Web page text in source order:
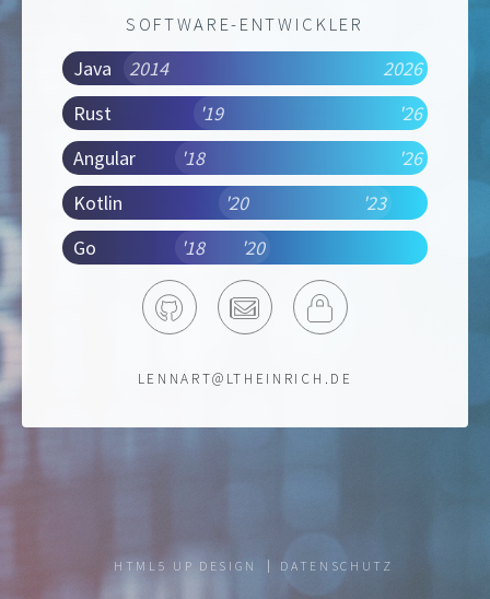
SOFTWARE-ENTWICKLER
Java 2014
2026
Rust
'19
'26
Angular
'18
'26
Kotlin
'20
'23
Go
'18 '20
GITHUB E-MAIL
LENNART@LTHEINRICH.DE
HTML5 UP DESIGN DATENSCHUTZ